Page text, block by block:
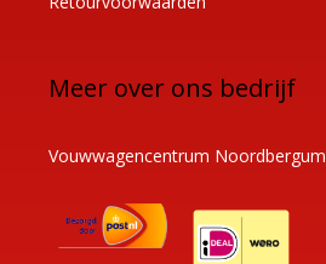
Meer over ons bedrijf
Vouwwagencentrum Noordbergum